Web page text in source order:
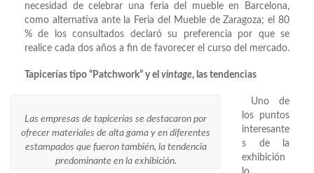
necesidad de celebrar una feria del mueble en Barcelona,
como alternativa ante la Feria del Mueble de Zaragoza; el 80
% de los consultados declaró su preferencia por que se
realice cada dos años a fin de favorecer el curso del mercado.
Tapicerías tipo “Patchwork” y el vintage, las tendencias
Las empresas de tapicerías se destacaron por
ofrecer materiales de alta gama y en diferentes
estampados que fueron también, la tendencia
predominante en la exhibición.
Uno de
los puntos
interesante
s de la
exhibición